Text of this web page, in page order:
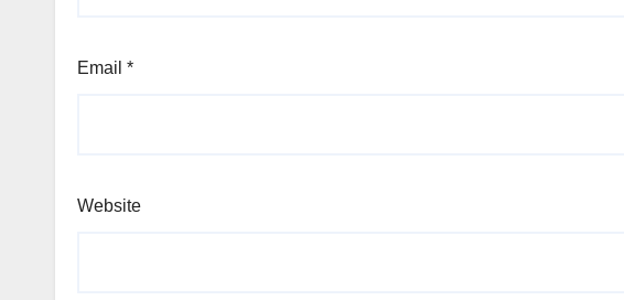
Email *
Website